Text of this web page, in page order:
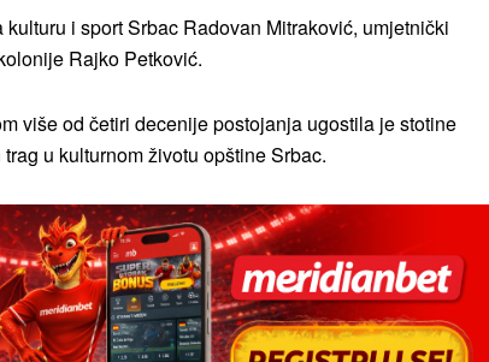
i sport Srbac Radovan Mitraković, umjetnički
Rajko Petković.
više od četiri decenije postojanja ugostila je stotine
u kulturnom životu opštine Srbac.